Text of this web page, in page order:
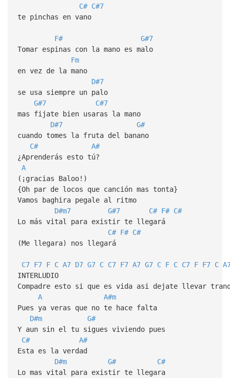
C# C#7
te pinchas en vano
F#
G#7
Tomar espinas con la mano es malo
Fm
en vez de la mano
D#7
se usa siempre un palo
G#7
C#7
mas fijate bien usaras la mano
D#7
G#
cuando tomes la fruta del banano
C#
A#
¿Aprenderás esto tú?
A
(¡gracias Baloo!)
{Oh par de locos que canción mas tonta}
Vamos baghira pegale al ritmo
D#m7
G#7 C# F# C#
Lo más vital para existir te llegará
C# F# C#
(Me llegara) nos llegará
C7 F7 F C A7 D7 G7 C C7 F7 A7 G7 C F C C7 F F7 C
INTERLUDIO
Compadre esto si que es vida asi dejate llevar
A
A#m
Pues ya veras que no te hace falta
D#m
G#
Y aun sin el tu sigues viviendo pues
C#
A#
Esta es la verdad
D#m
G#
C#
Lo mas vital para existir te llegara